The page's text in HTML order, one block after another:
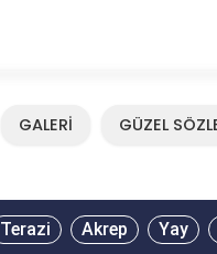
GALERİ GÜZEL
Terazi Akrep Yay